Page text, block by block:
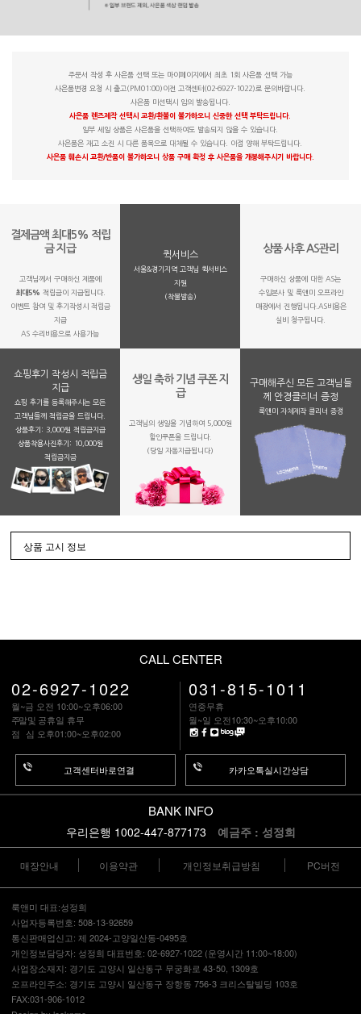
주문서 작성 후 사은품 선택 또는 마이페이지에서 최초 1회 사은품 선택 가능
사은품변경 요청 시 출고(PM01:00)이전 고객센터(02-6927-1022)로 문의바랍니다.
사은품 미선택시 임의 발송됩니다.
사은품 렌즈제작 선택시 교환/환불이 불가하오니 신중한 선택 부탁드립니다.
일부 세일 상품은 사은품을 선택하여도 발송되지 않을 수 있습니다.
사은품은 재고 소진 시 다른 품목으로 대체될 수 있습니다. 이점 양해 부탁드립니다.
사은품 훼손시 교환/반품이 불가하오니 상품 구매 확정 후 사은품을 개봉해주시기 바랍니다.
결제금액 최대5% 적립
금 지급
고객님께서 구매하신 제품에
최대5% 적립금이 지급됩니다.
이벤트 참여 및 후기작성시 적립금
지급
AS 수리비용으로 사용가능
퀵서비스
서울&경기지역 고객님 퀵서비스
지원
(착불발송)
상품 사후 AS관리
구매하신 상품에 대한 AS는
수입본사 및 룩앤미 오프라인
매장에서 진행됩니다.AS비용은
실비 청구됩니다.
쇼핑후기 작성시 적립금
지급
쇼핑 후기를 등록해주시는 모든
고객님들께 적립금을 드립니다.
상품후기: 3,000원 적립금지급
상품착용사진후기: 10,000원
적립금지금
생일 축하 기념 쿠폰 지
급
고객님의 생일을 기념하여 5,000원
할인쿠폰을 드립니다.
(당일 자동지급됩니다)
구매해주신 모든 고객님들
께 안경클리너 증정
룩앤미 자체제작 클리너 증정
상품 고시 정보
CALL CENTER
02-6927-1022
월~금 오전 10:00~오후06:00
주말및 공휴일 휴무
점 심 오후01:00~오후02:00
고객센터바로연결
031-815-1011
연중무휴
월~일 오전10:30~오후10:00
카카오톡실시간상담
BANK INFO
우리은행 1002-447-877173 예금주 : 성정희
매장안내 이용약관 개인정보취급방침 PC버전
룩앤미 대표:성정희
사업자등록번호: 508-13-92659
통신판매업신고: 제 2024-고양일산동-0495호
개인정보담당자: 성정희 대표번호: 02-6927-1022 (운영시간 11:00~18:00)
사업장소재지: 경기도 고양시 일산동구 무궁화로 43-50, 1309호
오프라인주소: 경기도 고양시 일산동구 장항동 756-3 크리스탈빌딩 103호
FAX:031-906-1012